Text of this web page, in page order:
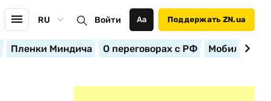
RU Войти Аа Поддержать ZN.ua
Пленки Миндича О переговорах с РФ